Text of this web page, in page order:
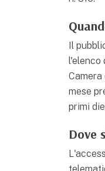
Il
l'elenco
mese
primi
Dove